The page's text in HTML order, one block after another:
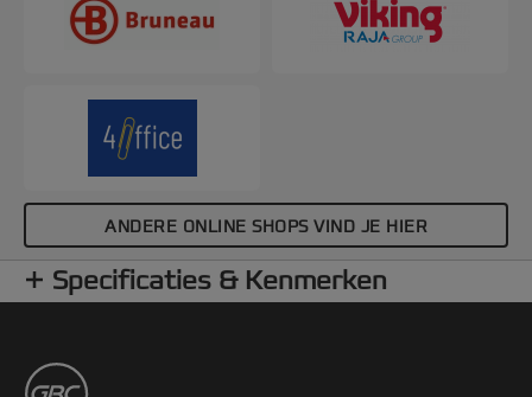
ANDERE ONLINE SHOPS VIND JE HIER
Specificaties & Kenmerken